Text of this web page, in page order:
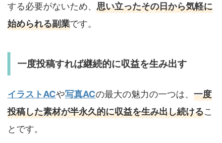
する必要がないため、 思い立ったその日から気軽に
始められる副業です。
一度投稿すれば継続的に収益を生み出す
イラストACや写真ACの最大の魅力の一つは、 一度
投稿した素材が半永久的に収益を生み出し続けるこ
とです。